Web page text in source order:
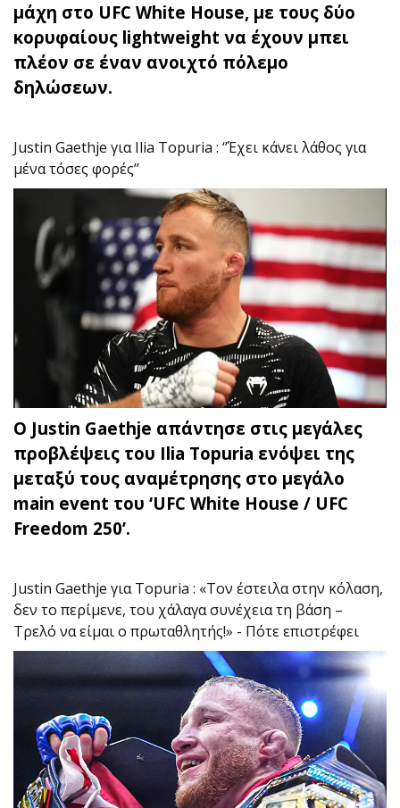
μάχη στο UFC White House, με τους δύο
κορυφαίους lightweight να έχουν μπει
πλέον σε έναν ανοιχτό πόλεμο
δηλώσεων.
Justin Gaethje για Ilia Topuria : ‘’Έχει κάνει λάθος για
μένα τόσες φορές’’
Ο Justin Gaethje απάντησε στις μεγάλες
προβλέψεις του Ilia Topuria ενόψει της
μεταξύ τους αναμέτρησης στο μεγάλο
main event του ‘UFC White House / UFC
Freedom 250’.
Justin Gaethje για Topuria : «Τον έστειλα στην κόλαση,
δεν το περίμενε, του χάλαγα συνέχεια τη βάση –
Τρελό να είμαι ο πρωταθλητής!» - Πότε επιστρέφει